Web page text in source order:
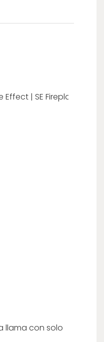
llama con solo